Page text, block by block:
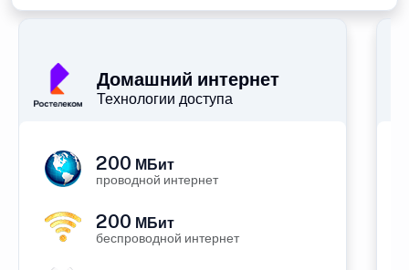
Домашний интернет
Технологии доступа
200 МБит
проводной интернет
200 МБит
беспроводной интернет